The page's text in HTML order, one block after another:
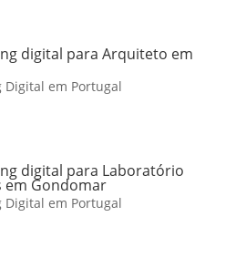
digital para Arquiteto em
em Portugal
digital para Laboratório
em Gondomar
em Portugal